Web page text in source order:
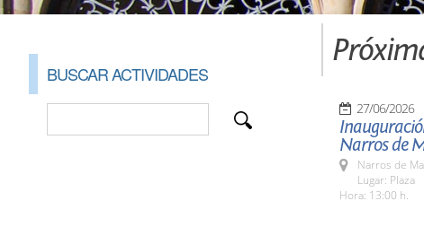
BUSCAR ACTIVIDADES
27/06/2026
Narros de
Narros de
Lugar: Plaza
Hora: 13:00 h.